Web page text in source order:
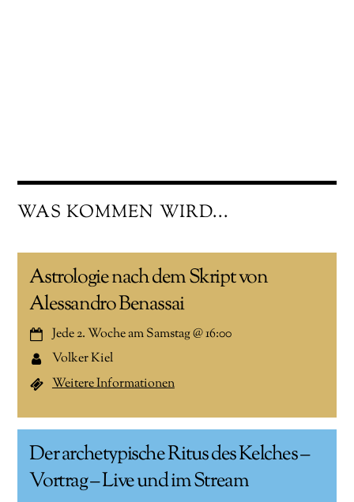
WAS KOMMEN WIRD...
Astrologie nach dem Skript von
Alessandro Benassai
Jede 2. Woche am Samstag@16:00
Volker Kiel
Weitere Informationen
Der archetypische Ritus des Kelches –
Vortrag – Live und im Stream